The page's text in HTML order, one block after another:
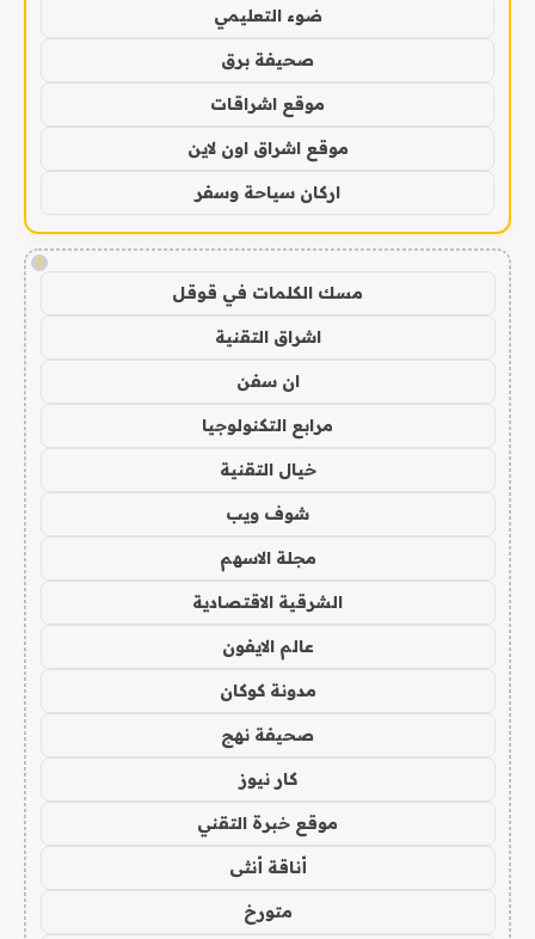
ضوء التعليمي
صحيفة برق
موقع اشراقات
موقع اشراق اون لاين
اركان سياحة وسفر
!
مسك الكلمات في قوقل
اشراق التقنية
ان سفن
مرابع التكنولوجيا
خيال التقنية
شوف ويب
مجلة الاسهم
الشرقية الاقتصادية
عالم الايفون
مدونة كوكان
صحيفة نهج
كار نيوز
موقع خبرة التقني
أناقة أنثى
متورخ